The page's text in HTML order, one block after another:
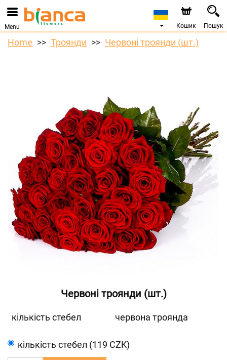
Menu Кошик Пошук
Home Троянди Червоні троянди (шт.)
Червоні троянди (шт.)
кількість стебел червона троянда
кількість стебел (119 CZK)